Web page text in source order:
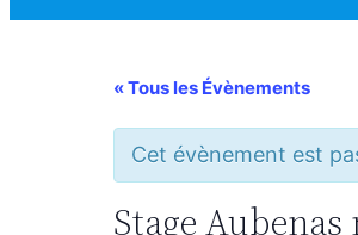
« Tous les Évènements
Cet évènement est
Stage Aubenas